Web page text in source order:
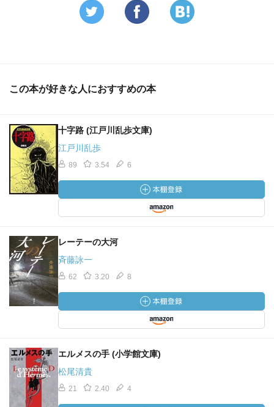
この本が好きな人におすすめの本
十字路 (江戸川乱歩文庫)
江戸川乱歩
89 3.54 6
レーテーの大河
斉藤詠一
62 3.20 8
エルメスの手 (小学館文庫)
松尾清貴
21 2.40 4